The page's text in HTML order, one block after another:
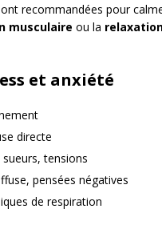
recommandées pour
musculaire ou la
et anxiété
directe
tensions
pensées négatives
de respiration